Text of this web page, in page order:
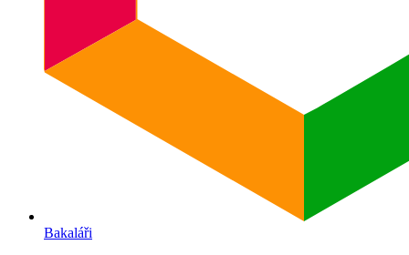
Bakaláři